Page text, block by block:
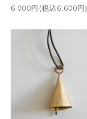
6,000円(税込6,600円)